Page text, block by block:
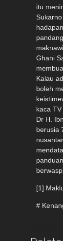
[1]
#